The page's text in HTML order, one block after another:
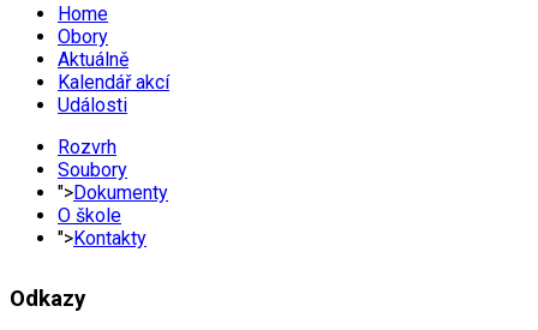
Home
Obory
Aktuálně
Kalendář akcí
Události
Rozvrh
Soubory
">Dokumenty
O škole
">Kontakty
Odkazy